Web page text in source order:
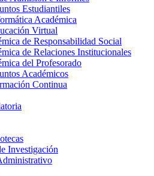
Estudiantiles
Académica
Virtual
de Responsabilidad Social
de Relaciones Institucionales
del Profesorado
Académicos
Continua
Investigación